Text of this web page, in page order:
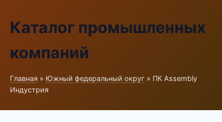
Каталог промышленных
компаний
Главная » Южный федеральный округ » ПК Assembly
Индустрия